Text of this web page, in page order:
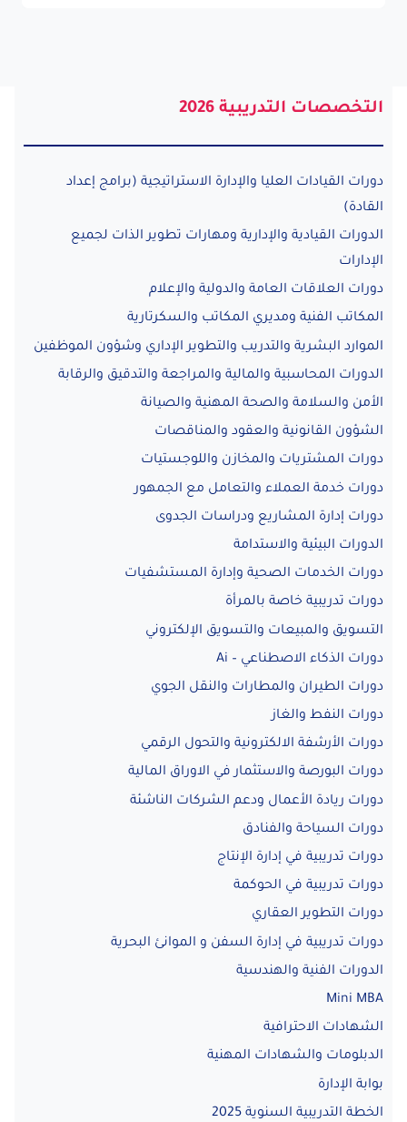
التخصصات التدريبية 2026
دورات القيادات العليا والإدارة الاستراتيجية (برامج إعداد
القادة)
الدورات القيادية والإدارية ومهارات تطوير الذات لجميع
الإدارات
دورات العلاقات العامة والدولية والإعلام
المكاتب الفنية ومديري المكاتب والسكرتارية
الموارد البشرية والتدريب والتطوير الإداري وشؤون الموظفين
الدورات المحاسبية والمالية والمراجعة والتدقيق والرقابة
الأمن والسلامة والصحة المهنية والصيانة
الشؤون القانونية والعقود والمناقصات
دورات المشتريات والمخازن واللوجستيات
دورات خدمة العملاء والتعامل مع الجمهور
دورات إدارة المشاريع ودراسات الجدوى
الدورات البيئية والاستدامة
دورات الخدمات الصحية وإدارة المستشفيات
دورات تدريبية خاصة بالمرأة
التسويق والمبيعات والتسويق الإلكتروني
دورات الذكاء الاصطناعي – Ai
دورات الطيران والمطارات والنقل الجوي
دورات النفط والغاز
دورات الأرشفة الالكترونية والتحول الرقمي
دورات البورصة والاستثمار في الاوراق المالية
دورات ريادة الأعمال ودعم الشركات الناشئة
دورات السياحة والفنادق
دورات تدريبية في إدارة الإنتاج
دورات تدريبية في الحوكمة
دورات التطوير العقاري
دورات تدريبية في إدارة السفن و الموانئ البحرية
الدورات الفنية والهندسية
Mini MBA
الشهادات الاحترافية
الدبلومات والشهادات المهنية
بوابة الإدارة
الخطة التدريبية السنوية 2025